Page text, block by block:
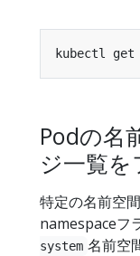
kubectl get
Podの名
ジ一覧
特定の名前空
namespaceフ
system 名前空